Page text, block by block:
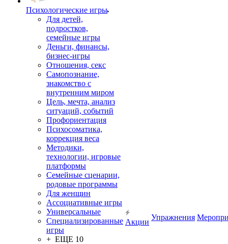
Психологические игры
Для детей,
подростков,
семейные игры
Деньги, финансы,
бизнес-игры
Отношения, секс
Самопознание,
знакомство с
внутренним миром
Цель, мечта, анализ
ситуаций, событий
Профориентация
Психосоматика,
коррекция веса
Методики,
технологии, игровые
платформы
Семейные сценарии,
родовые программы
Для женщин
Ассоциативные игры
Универсальные
Специализированные
игры
+ ЕЩЕ 10
Акции
Упражнения